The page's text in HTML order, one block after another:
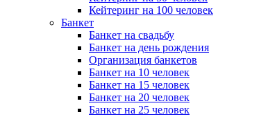
Кейтеринг на 100 человек
Банкет
Банкет на свадьбу
Банкет на день рождения
Организация банкетов
Банкет на 10 человек
Банкет на 15 человек
Банкет на 20 человек
Банкет на 25 человек